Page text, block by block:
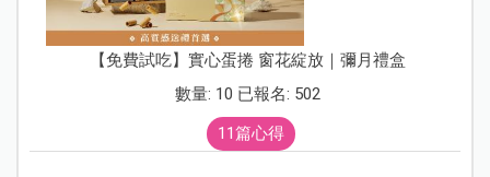
【免費試吃】實心蛋捲 窗花綻放｜彌月禮盒
數量: 10 已報名: 502
11篇心得